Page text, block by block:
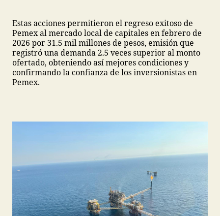
Estas acciones permitieron el regreso exitoso de
Pemex al mercado local de capitales en febrero de
2026 por 31.5 mil millones de pesos, emisión que
registró una demanda 2.5 veces superior al monto
ofertado, obteniendo así mejores condiciones y
confirmando la confianza de los inversionistas en
Pemex.